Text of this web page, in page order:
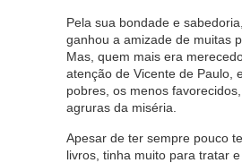
Pela sua bondade e
ganhou a amizade de muitas
Mas, quem mais era
atenção de Vicente de Paulo,
pobres, os menos
agruras da miséria.
Apesar de ter sempre pouco
livros, tinha muito para tratar